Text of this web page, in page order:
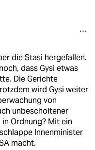
die Stasi hergefallen.
dass Gysi etwas
Die Gerichte
wird Gysi weiter
von
unbescholtener
Ordnung? Mit ein
Innenminister
macht.